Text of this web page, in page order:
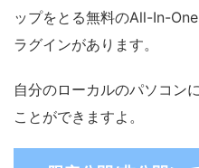
ップをとる無料のAll-In-
ラグインがあります。
自分のローカルのパソコン
ことができますよ。